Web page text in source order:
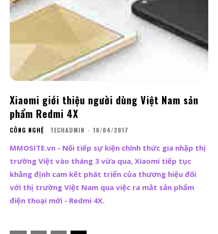
Xiaomi giới thiệu người dùng Việt Nam sản
phẩm Redmi 4X
CÔNG NGHỆ TECHADMIN - 18/04/2017
MMOSITE.vn - Nối tiếp sự kiện chính thức gia nhập thị
trường Việt vào tháng 3 vừa qua, Xiaomi tiếp tục
khẳng định cam kết phát triển của thương hiệu đối
với thị trường Việt Nam qua việc ra mắt sản phẩm
điện thoại mới - Redmi 4X.